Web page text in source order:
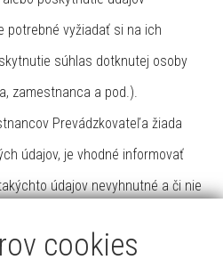
potrebné vyžiadať si na ich
súhlas dotknutej osoby
zamestnanca a pod.).
Prevádzkovateľa žiada
údajov, je vhodné informovať
údajov nevyhnutné a či nie
cookies